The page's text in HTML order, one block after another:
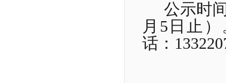
公示时
月 5 日止
话：